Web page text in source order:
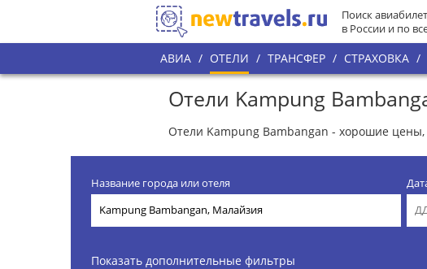
Поиск
в России и по
АВИА / ОТЕЛИ / ТРАНСФЕР / СТРАХОВКА /
Отели Kampung
Отели Kampung Bambangan - хорошие
Название города или отеля
Показать дополнительные фильтры